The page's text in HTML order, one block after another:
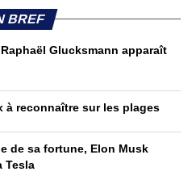
BREF
Glucksmann apparaît
à reconnaître sur les plages
de sa fortune, Elon Musk
Tesla